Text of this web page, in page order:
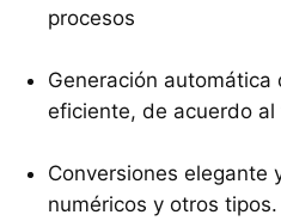
procesos
Generación
eficiente, de acuerdo
Conversiones elegante
numéricos y otros